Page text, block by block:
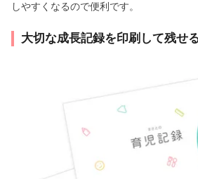
しやすくなるので便利です。
大切な成長記録を印刷して残せ